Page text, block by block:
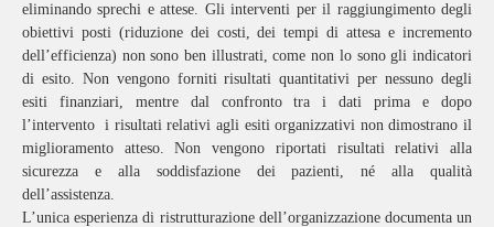
eliminando sprechi e attese. Gli interventi per il raggiungimento degli
obiettivi posti (riduzione dei costi, dei tempi di attesa e incremento
dell’efficienza) non sono ben illustrati, come non lo sono gli indicatori
di esito. Non vengono forniti risultati quantitativi per nessuno degli
esiti finanziari, mentre dal confronto tra i dati prima e dopo
l’intervento i risultati relativi agli esiti organizzativi non dimostrano il
miglioramento atteso. Non vengono riportati risultati relativi alla
sicurezza e alla soddisfazione dei pazienti, né alla qualità
dell’assistenza.
L’unica esperienza di ristrutturazione dell’organizzazione documenta un